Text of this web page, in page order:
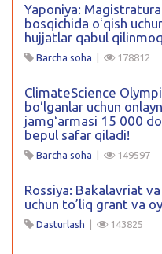
Yaponiya:
bosqichida oʻqish
hujjatlar qabul
Barcha soha | 178812
ClimateScience
boʻlganlar uchun
jamgʻarmasi 15 000
bepul safar qiladi!
Barcha soha | 149597
Rossiya: Bakalavriat
uchun to’liq grant va
Dasturlash | 143825